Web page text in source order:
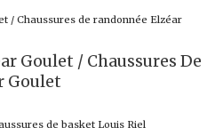
Goulet / Chaussures De
Goulet